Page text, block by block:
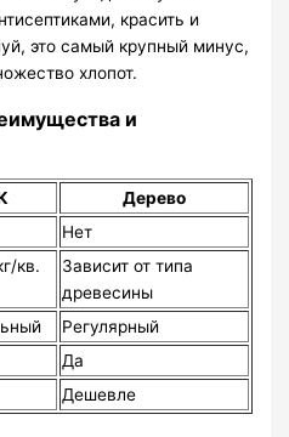
красить и
это самый крупный минус,
хлопот.
и
Дерево
Нет
кв.
Зависит от типа
древесины
Регулярный
Да
Дешевле